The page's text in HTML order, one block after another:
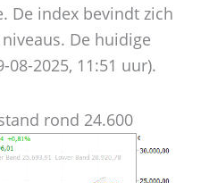
De index bevindt zich
De huidige
08-2025, 11:51 uur).
rond 24.600